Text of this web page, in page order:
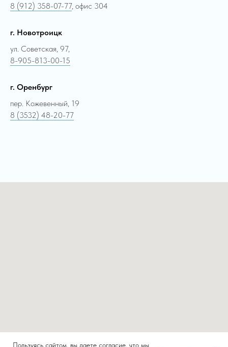
8 (912) 358-07-77, офис 304
г. Новотроицк
ул. Советская, 97,
8-905-813-00-15
г. Оренбург
пер. Кожевенный, 19
8 (3532) 48-20-77
Пользуясь сайтом, вы даете согласие, что мы